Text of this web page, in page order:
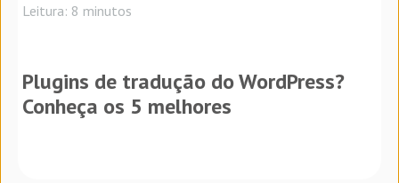
Leitura: 8 minutos
Plugins de tradução do WordPress?
Conheça os 5 melhores